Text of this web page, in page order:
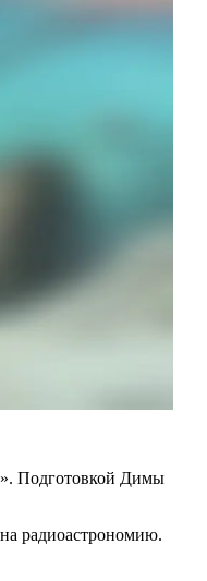
Подготовкой Димы
радиоастрономию.